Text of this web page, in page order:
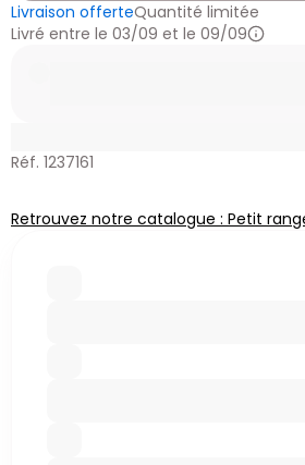
Livraison offerteQuantité limitée
Livré entre le 03/09 et le 09/09
Réf. 1237161
Retrouvez notre catalogue : Petit